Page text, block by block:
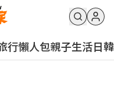
行懶人包親子生活日韓